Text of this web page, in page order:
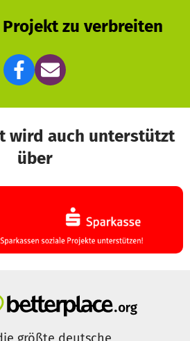
zu verbreiten
wird auch unterstützt
über